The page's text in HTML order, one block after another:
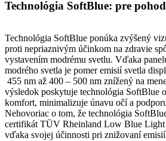
Technológia SoftBlue: pre
Technológia SoftBlue ponúka zvýšený
proti nepriaznivým účinkom na zdravie
vystavením modrému svetlu. Vďaka
modrého svetla je pomer emisií svetla
455 nm až 400 – 500 nm znížený na
výsledok poskytuje technológia SoftBlue
komfort, minimalizuje únavu očí a
Nehovoriac o tom, že technológia
certifikát TÜV Rheinland Low Blue Light
vďaka svojej účinnosti pri znižovaní